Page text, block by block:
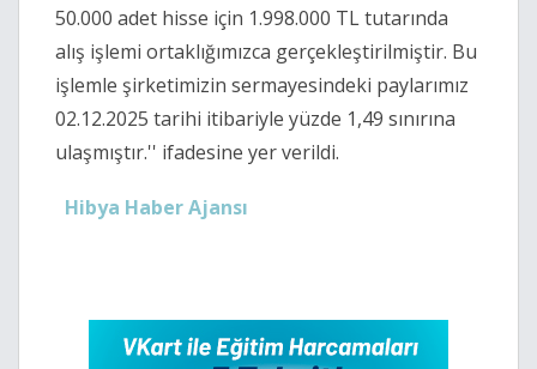
50.000 adet hisse için 1.998.000 TL tutarında
alış işlemi ortaklığımızca gerçekleştirilmiştir. Bu
işlemle şirketimizin sermayesindeki paylarımız
02.12.2025 tarihi itibariyle yüzde 1,49 sınırına
ulaşmıştır.'' ifadesine yer verildi.
Hibya Haber Ajansı